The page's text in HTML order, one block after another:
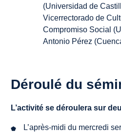
(Universidad de
Vicerrectorado de
Compromiso Social
Antonio Pérez
Déroulé du
L’activité se déroulera sur
L’après-midi du mercredi